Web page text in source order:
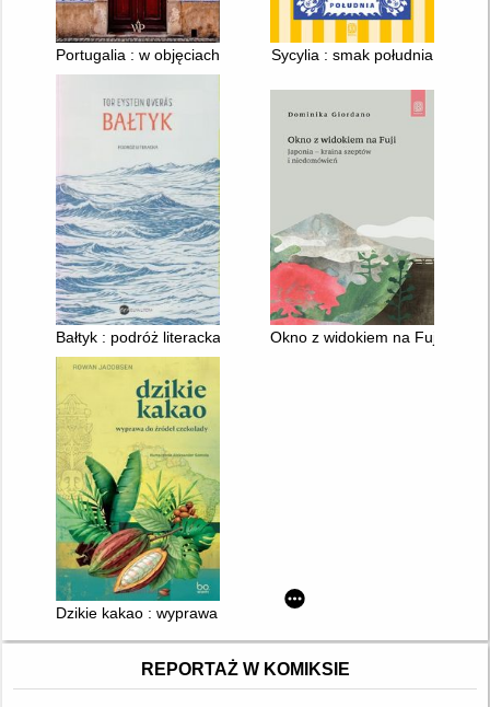
Portugalia : w objęciach oceanuSycylia : smak południa
Bałtyk : podróż literacka Okno z widokiem na Fuji :
Dzikie kakao : wyprawa do źródeł czekolady
REPORTAŻ W KOMIKSIE